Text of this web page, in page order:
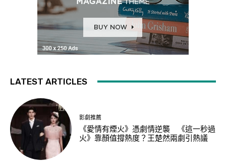
LATEST ARTICLES
影劇推薦
《愛情有煙火》憑劇情逆襲 《這一秒過
火》靠顏值撐熱度？王楚然兩劇引熱議